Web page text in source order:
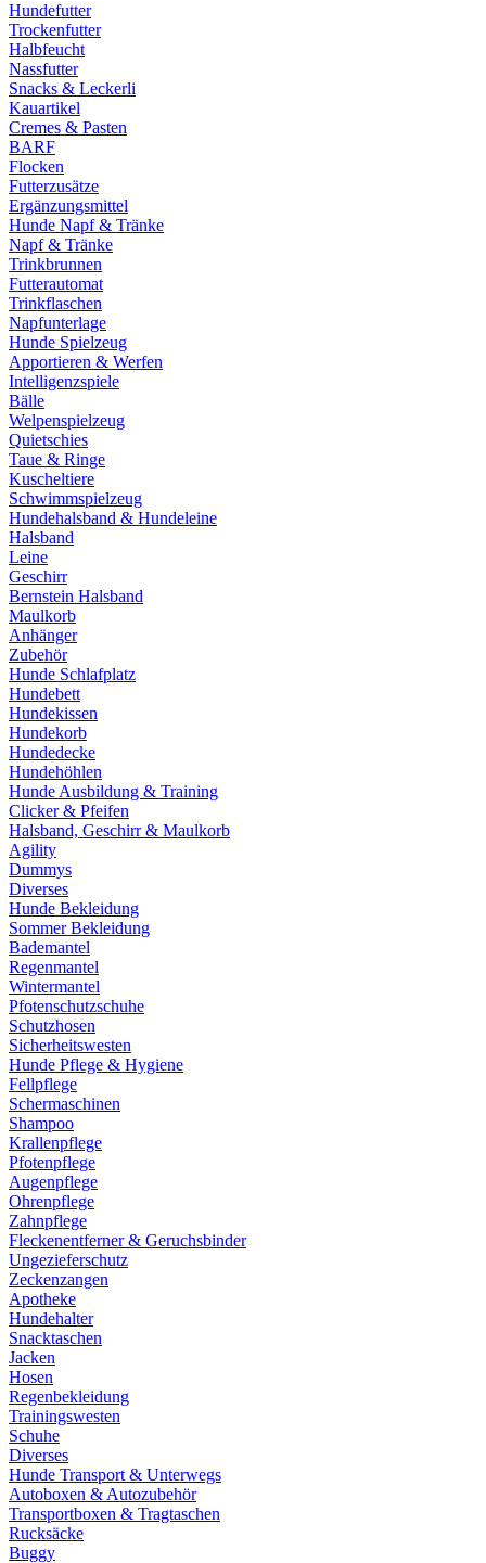
Hundefutter
Trockenfutter
Halbfeucht
Nassfutter
Snacks & Leckerli
Kauartikel
Cremes & Pasten
BARF
Flocken
Futterzusätze
Ergänzungsmittel
Hunde Napf & Tränke
Napf & Tränke
Trinkbrunnen
Futterautomat
Trinkflaschen
Napfunterlage
Hunde Spielzeug
Apportieren & Werfen
Intelligenzspiele
Bälle
Welpenspielzeug
Quietschies
Taue & Ringe
Kuscheltiere
Schwimmspielzeug
Hundehalsband & Hundeleine
Halsband
Leine
Geschirr
Bernstein Halsband
Maulkorb
Anhänger
Zubehör
Hunde Schlafplatz
Hundebett
Hundekissen
Hundekorb
Hundedecke
Hundehöhlen
Hunde Ausbildung & Training
Clicker & Pfeifen
Halsband, Geschirr & Maulkorb
Agility
Dummys
Diverses
Hunde Bekleidung
Sommer Bekleidung
Bademantel
Regenmantel
Wintermantel
Pfotenschutzschuhe
Schutzhosen
Sicherheitswesten
Hunde Pflege & Hygiene
Fellpflege
Schermaschinen
Shampoo
Krallenpflege
Pfotenpflege
Augenpflege
Ohrenpflege
Zahnpflege
Fleckenentferner & Geruchsbinder
Ungezieferschutz
Zeckenzangen
Apotheke
Hundehalter
Snacktaschen
Jacken
Hosen
Regenbekleidung
Trainingswesten
Schuhe
Diverses
Hunde Transport & Unterwegs
Autoboxen & Autozubehör
Transportboxen & Tragtaschen
Rucksäcke
Buggy